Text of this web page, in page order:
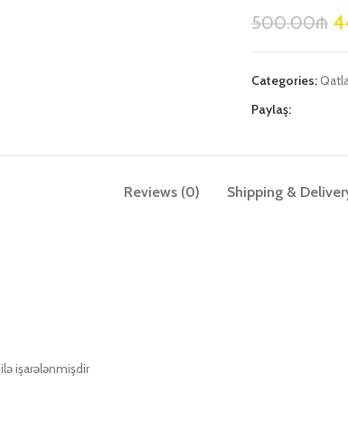
500.00₼
Categories:
Paylaş:
Reviews (0) Shipping &
ilə işarələnmişdir